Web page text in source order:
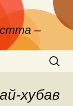
–
за:
хубав